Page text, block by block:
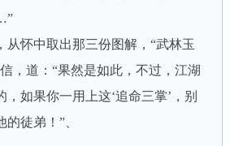
怀中取出那三份图解，“武林玉
，道：“果然是如此，不过，江湖
，如果你一用上这‘追命三掌’，别
徒弟！”、